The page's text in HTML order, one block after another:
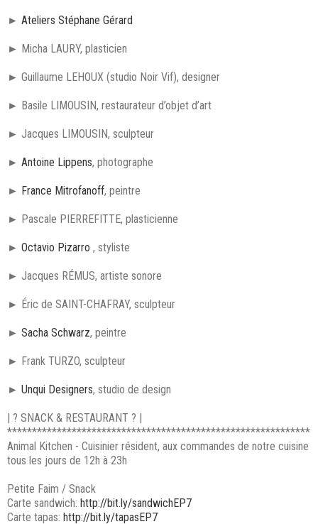
► Ateliers Stéphane Gérard
► Micha LAURY, plasticien
► Guillaume LEHOUX (studio Noir Vif), designer
► Basile LIMOUSIN, restaurateur d’objet d’art
► Jacques LIMOUSIN, sculpteur
► Antoine Lippens, photographe
► France Mitrofanoff, peintre
► Pascale PIERREFITTE, plasticienne
► Octavio Pizarro , styliste
► Jacques RÉMUS, artiste sonore
► Éric de SAINT-CHAFRAY, sculpteur
► Sacha Schwarz, peintre
► Frank TURZO, sculpteur
► Unqui Designers, studio de design
| ? SNACK & RESTAURANT ? |
*************************************************************
Animal Kitchen - Cuisinier résident, aux commandes de notre cuisine
tous les jours de 12h à 23h
Petite Faim / Snack
Carte sandwich: http://bit.ly/sandwichEP7
Carte tapas: http://bit.ly/tapasEP7